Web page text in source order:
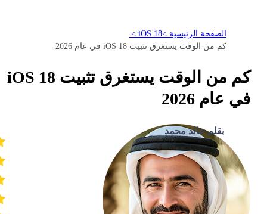
الصفحة الرئيسية >iOS 18 >
كم من الوقت يستغرق تثبيت iOS 18 في عام 2026
كم من الوقت يستغرق تثبيت iOS 18
في عام 2026
بقلم خالد محمد